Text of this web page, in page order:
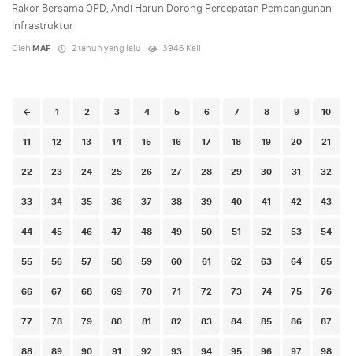
Rakor Bersama OPD, Andi Harun Dorong Percepatan Pembangunan
Infrastruktur
Oleh MAF 2 tahun yang lalu 3946 Kali
Posts
1 2 3 4 5 6 7 8 9 10
11 12 13 14 15 16 17 18 19 20 21
22 23 24 25 26 27 28 29 30 31 32
33 34 35 36 37 38 39 40 41 42 43
44 45 46 47 48 49 50 51 52 53 54
55 56 57 58 59 60 61 62 63 64 65
66 67 68 69 70 71 72 73 74 75 76
77 78 79 80 81 82 83 84 85 86 87
88 89 90 91 92 93 94 95 96 97 98